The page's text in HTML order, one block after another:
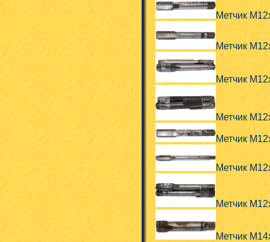
Метчик
Метчик
Метчик
Метчик
Метчик
Метчик
Метчик
Метчик